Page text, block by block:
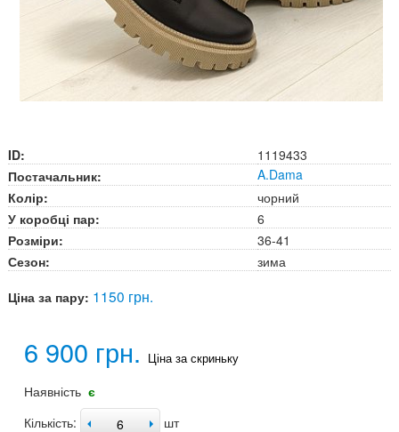
ID:
1119433
Постачальник:
A.Dama
Колір:
чорний
У коробці пар:
6
Розміри:
36-41
Сезон:
зима
Ціна за пару: 1150 грн.
6 900 грн. Ціна за скриньку
Наявність є
Кількість:
шт